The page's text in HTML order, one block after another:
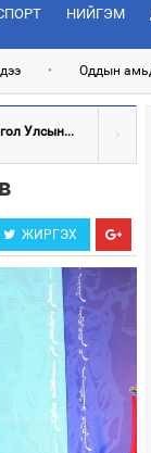
НИЙГЭМ
• Оддын
Улсын...
ЖИРГЭХ